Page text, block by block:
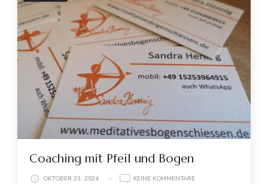
Coaching mit Pfeil und Bogen
OKTOBER 23, 2024 KEINE KOMMENTAREZU